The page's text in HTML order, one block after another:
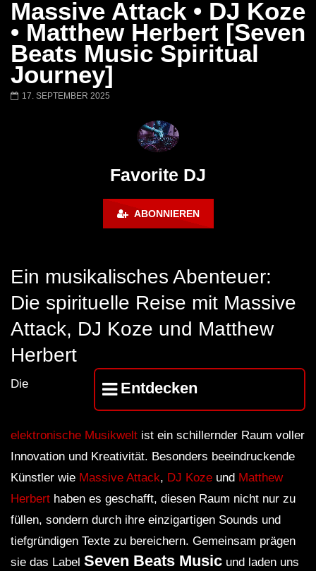
Später
Barbara Lago @ Kappa
FuturFestival 2024
Massive Attack • DJ Koze
• Matthew Herbert [Seven
Beats Music Spiritual
Journey]
17. SEPTEMBER 2025
Favorite DJ
ABONNIEREN
Ein musikalisches Abenteuer:
Die spirituelle Reise mit Massive
Attack, DJ Koze und Matthew
Herbert
Entdecken
Die
elektronische Musikwelt ist ein schillernder Raum voller
Innovation und Kreativität. Besonders beeindruckende
Künstler wie Massive Attack, DJ Koze und Matthew
Herbert haben es geschafft, diesen Raum nicht nur zu
füllen, sondern durch ihre einzigartigen Sounds und
tiefgründigen Texte zu bereichern. Gemeinsam prägen
sie das Label Seven Beats Music und laden uns